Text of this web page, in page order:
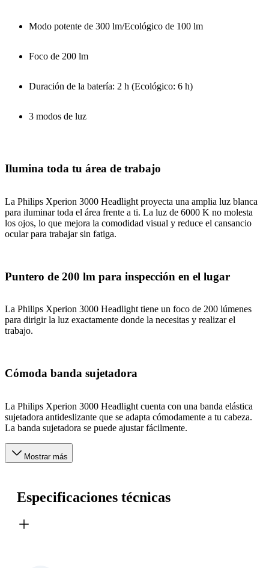
Modo potente de 300 lm/Ecológico de 100 lm
Foco de 200 lm
Duración de la batería: 2 h (Ecológico: 6 h)
3 modos de luz
Ilumina toda tu área de trabajo
La Philips Xperion 3000 Headlight proyecta una amplia luz blanca
para iluminar toda el área frente a ti. La luz de 6000 K no molesta
los ojos, lo que mejora la comodidad visual y reduce el cansancio
ocular para trabajar sin fatiga.
Puntero de 200 lm para inspección en el lugar
La Philips Xperion 3000 Headlight tiene un foco de 200 lúmenes
para dirigir la luz exactamente donde la necesitas y realizar el
trabajo.
Cómoda banda sujetadora
La Philips Xperion 3000 Headlight cuenta con una banda elástica
sujetadora antideslizante que se adapta cómodamente a tu cabeza.
La banda sujetadora se puede ajustar fácilmente.
Mostrar más
Especificaciones técnicas